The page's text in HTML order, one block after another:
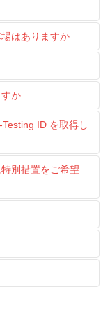
はありますか
か
ID を取得し
別措置をご希望